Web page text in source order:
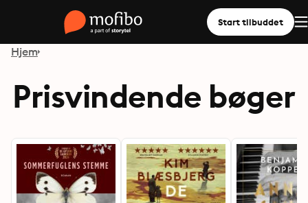
Start tilbuddet
Hjem
Prisvindende bøger